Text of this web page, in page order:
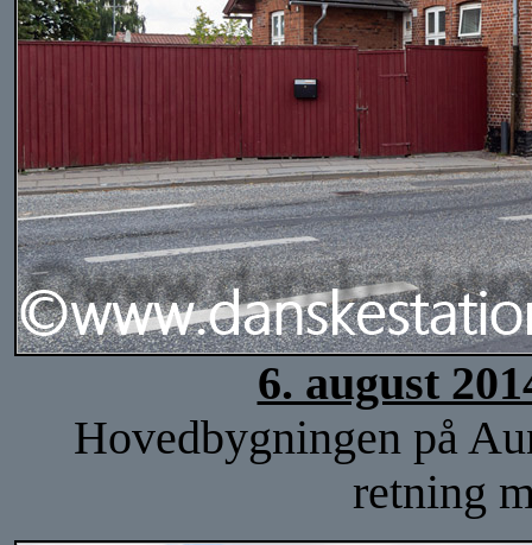
6. august
Hovedbygningen på
retning